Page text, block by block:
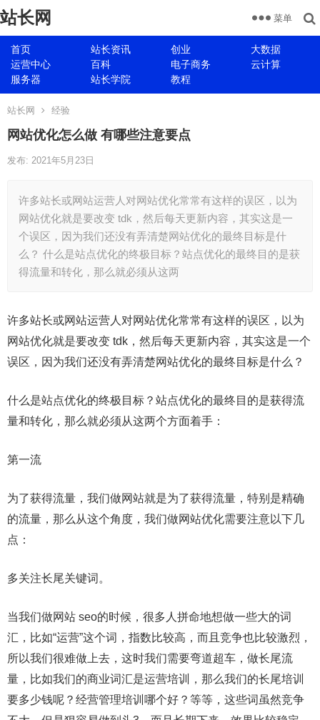
站长网
首页 站长资讯 创业
大数据
运营中心
百科 电子商务
云计算
服务器
站长学院 教程
菜单
站长网 经验
网站优化怎么做 有哪些注意要点
发布: 2021年5月23日
许多站长或网站运营人对网站优化常常有这样的误区，以为
网站优化就是要改变 tdk，然后每天更新内容，其实这是一
个误区，因为我们还没有弄清楚网站优化的最终目标是什
么？ 什么是站点优化的终极目标？站点优化的最终目的是获
得流量和转化，那么就必须从这两
许多站长或网站运营人对网站优化常常有这样的误区，以为
网站优化就是要改变 tdk，然后每天更新内容，其实这是一个
误区，因为我们还没有弄清楚网站优化的最终目标是什么？
什么是站点优化的终极目标？站点优化的最终目的是获得流
量和转化，那么就必须从这两个方面着手：
第一流
为了获得流量，我们做网站就是为了获得流量，特别是精确
的流量，那么从这个角度，我们做网站优化需要注意以下几
点：
多关注长尾关键词。
当我们做网站 seo的时候，很多人拼命地想做一些大的词
汇，比如“运营”这个词，指数比较高，而且竞争也比较激烈，
所以我们很难做上去，这时我们需要弯道超车，做长尾流
量，比如我们的商业词汇是运营培训，那么我们的长尾培训
要多少钱呢？经营管理培训哪个好？等等，这些词虽然竞争